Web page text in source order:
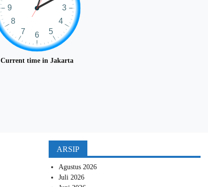
Current time in Jakarta
ARSIP
Agustus 2026
Juli 2026